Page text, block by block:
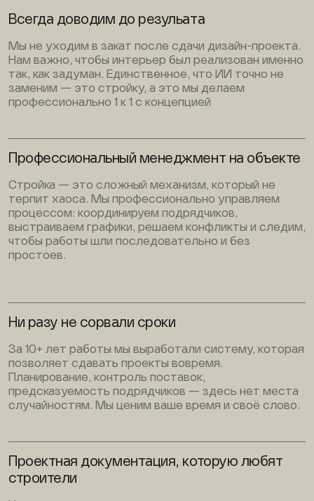
Всегда доводим до резульата
Мы не уходим в закат после сдачи дизайн-проекта.
Нам важно, чтобы интерьер был реализован именно
так, как задуман. Единственное, что ИИ точно не
заменим — это стройку, а это мы делаем
профессионально 1 к 1 с концепцией
Профессиональный менеджмент на объекте
Стройка — это сложный механизм, который не
терпит хаоса. Мы профессионально управляем
процессом: координируем подрядчиков,
выстраиваем графики, решаем конфликты и следим,
чтобы работы шли последовательно и без
простоев.
Ни разу не сорвали сроки
За 10+ лет работы мы выработали систему, которая
позволяет сдавать проекты вовремя.
Планирование, контроль поставок,
предсказуемость подрядчиков — здесь нет места
случайностям. Мы ценим ваше время и своё слово.
Проектная документация, которую любят
строители